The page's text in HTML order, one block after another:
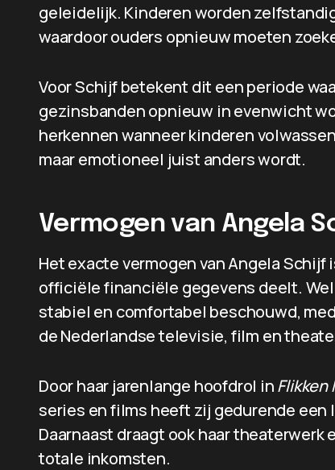
geleidelijk. Kinderen worden
waardoor ouders opnieuw moeten
Voor Schijf betekent dit een periode
gezinsbanden opnieuw in evenwicht
herkennen wanneer kinderen
maar emotioneel juist anders wordt.
Vermogen van Angela
Het exacte vermogen van Angela
officiële financiële gegevens deelt.
stabiel en comfortabel beschouwd,
de Nederlandse televisie, film en
Door haar jarenlange hoofdrol inFlikken
series en films heeft zij gedurende
Daarnaast draagt ook haar
totale inkomsten.